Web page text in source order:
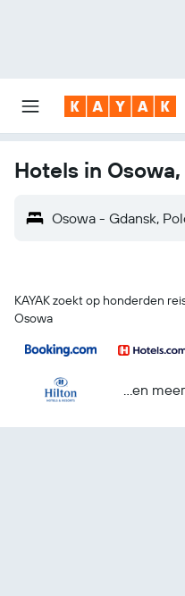
Hotels in
Osowa - Gdansk,
KAYAK zoekt op honderden
Osowa
...en meer